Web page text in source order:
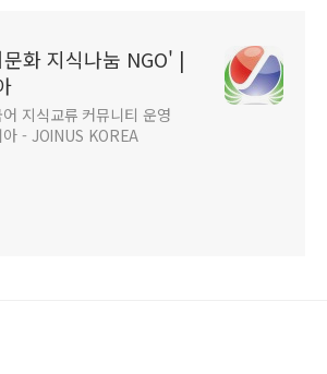
화 지식나눔 NGO' |
지식교류 커뮤니티 운영
- JOINUS KOREA